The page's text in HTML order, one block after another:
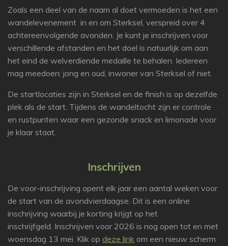
Zoals een deel van de naam al doet vermoeden is het een
wandelevenement in en om Sterksel, verspreid over 4
achtereenvolgende avonden. Je kunt je inschrijven voor
verschillende afstanden en het doel is natuurlijk om aan
het eind de welverdiende medaille te behalen. Iedereen
mag meedoen: jong en oud, inwoner van Sterksel of niet.
De startlocaties zijn in Sterksel en de finish is op dezelfde
plek als de start. Tijdens de wandeltocht zijn er controle
en rustpunten waar een gezonde snack en limonade voor
je klaar staat.
Inschrijven
De voor-inschrijving opent elk jaar een aantal weken voor
de start van de avondvierdaagse. Dit is een online
inschrijving waarbij je korting krijgt op het
inschrijfgeld. Inschrijven voor 2026 is nog open tot en met
woensdag 13 mei. Klik op deze link om een nieuw scherm